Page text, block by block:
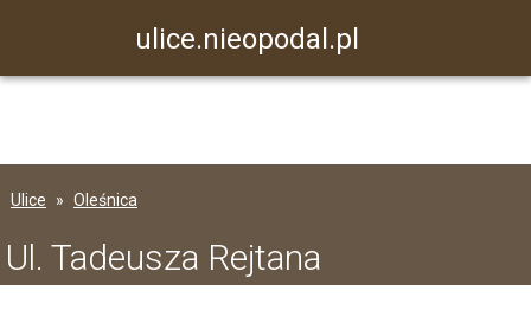
ulice.nieopodal.pl
Ulice Oleśnica
Ul. Tadeusza Rejtana